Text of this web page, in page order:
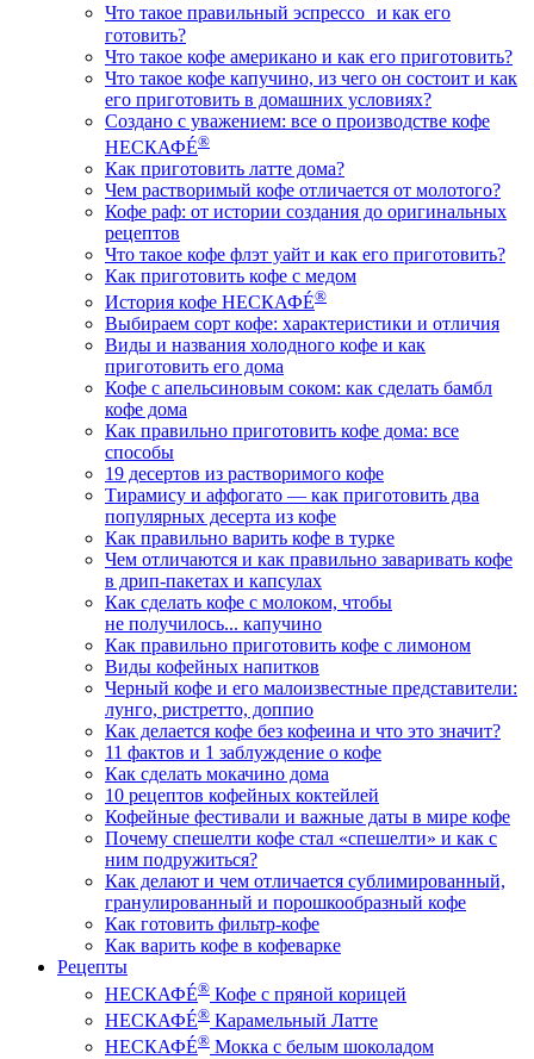
Что такое правильный эспрессо и как его
готовить?
Что такое кофе американо и как его приготовить?
Что такое кофе капучино, из чего он состоит и как
его приготовить в домашних условиях?
Создано с уважением: все о производстве кофе
НЕСКАФÉ®
Как приготовить латте дома?
Чем растворимый кофе отличается от молотого?
Кофе раф: от истории создания до оригинальных
рецептов
Что такое кофе флэт уайт и как его приготовить?
Как приготовить кофе с медом
История кофе НЕСКАФÉ®
Выбираем сорт кофе: характеристики и отличия
Виды и названия холодного кофе и как
приготовить его дома
Кофе с апельсиновым соком: как сделать бамбл
кофе дома
Как правильно приготовить кофе дома: все
способы
19 десертов из растворимого кофе
Тирамису и аффогато — как приготовить два
популярных десерта из кофе
Как правильно варить кофе в турке
Чем отличаются и как правильно заваривать кофе
в дрип-пакетах и капсулах
Как сделать кофе с молоком, чтобы
не получилось... капучино
Как правильно приготовить кофе с лимоном
Виды кофейных напитков
Черный кофе и его малоизвестные представители:
лунго, ристретто, доппио
Как делается кофе без кофеина и что это значит?
11 фактов и 1 заблуждение о кофе
Как сделать мокачино дома
10 рецептов кофейных коктейлей
Кофейные фестивали и важные даты в мире кофе
Почему спешелти кофе стал «спешелти» и как с
ним подружиться?
Как делают и чем отличается сублимированный,
гранулированный и порошкообразный кофе
Как готовить фильтр-кофе
Как варить кофе в кофеварке
Рецепты
НЕСКАФÉ® Кофе с пряной корицей
НЕСКАФÉ® Карамельный Латте
НЕСКАФÉ® Мокка с белым шоколадом